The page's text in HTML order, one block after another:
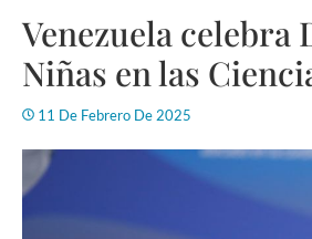
Venezuela celebra
Niñas en las
11 De Febrero De 2025